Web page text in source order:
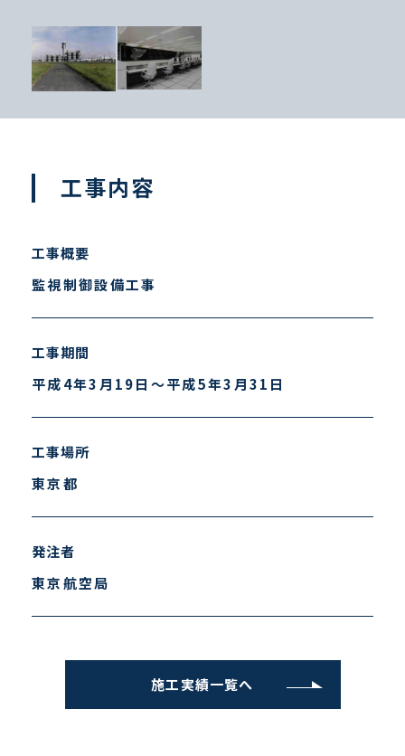
工事内容
工事概要
監視制御設備工事
工事期間
平成4年3月19日～平成5年3月31日
工事場所
東京都
発注者
東京航空局
施工実績一覧へ